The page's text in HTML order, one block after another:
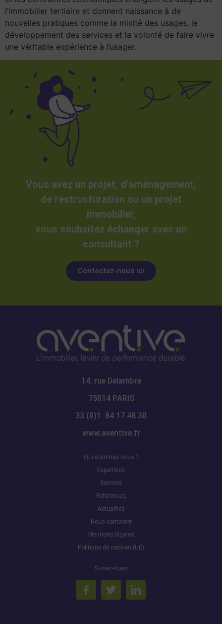
l’immobilier tertiaire et donnent naissance à de
nouvelles pratiques comme la mixité des usages, le
développement des services et la volonté de faire vivre
une véritable expérience à l’usager.
Vous avez un projet, d’aménagement,
de restructuration ou un projet
immobilier,
vous souhaitez échanger avec un
consultant ?
Contactez-nous ici
14, rue Delambre
75014 PARIS
33 (0)1 84 17 48 30
www.aventive.fr
Qui sommes nous ?
Expertises
Services
Références
Actualités
Nous contacter
Mentions légales
Politique de cookies (UE)
Suivez-nous